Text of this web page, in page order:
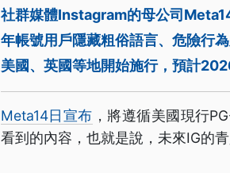
社群媒體Instagram的母公司
年帳號用戶隱藏粗俗語言、危險行
美國、英國等地開始施行，預計
Meta14日宣布 ，將遵循美國現行
看到的內容，也就是說，未來IG的